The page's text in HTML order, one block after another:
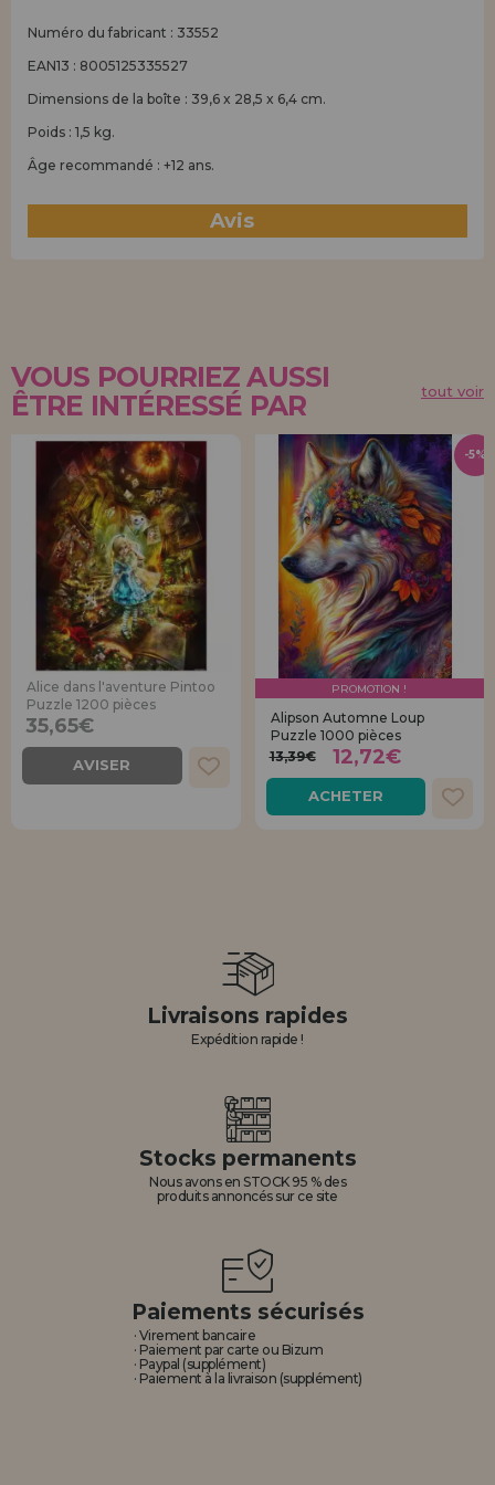
Numéro du fabricant : 33552
EAN13 : 8005125335527
Dimensions de la boîte : 39,6 x 28,5 x 6,4 cm.
Poids : 1,5 kg.
Âge recommandé : +12 ans.
Avis
VOUS POURRIEZ AUSSI
ÊTRE INTÉRESSÉ PAR
tout voir
Alice dans l'aventure Pintoo
Puzzle 1200 pièces
35,65€
AVISER
PROMOTION !
Alipson Automne Loup
Puzzle 1000 pièces
13,39€
12,72€
ACHETER
-5%
Livraisons rapides
Expédition rapide !
Stocks permanents
Nous avons en STOCK 95 % des
produits annoncés sur ce site
Paiements sécurisés
· Virement bancaire
· Paiement par carte ou Bizum
· Paypal (supplément)
· Paiement à la livraison (supplément)